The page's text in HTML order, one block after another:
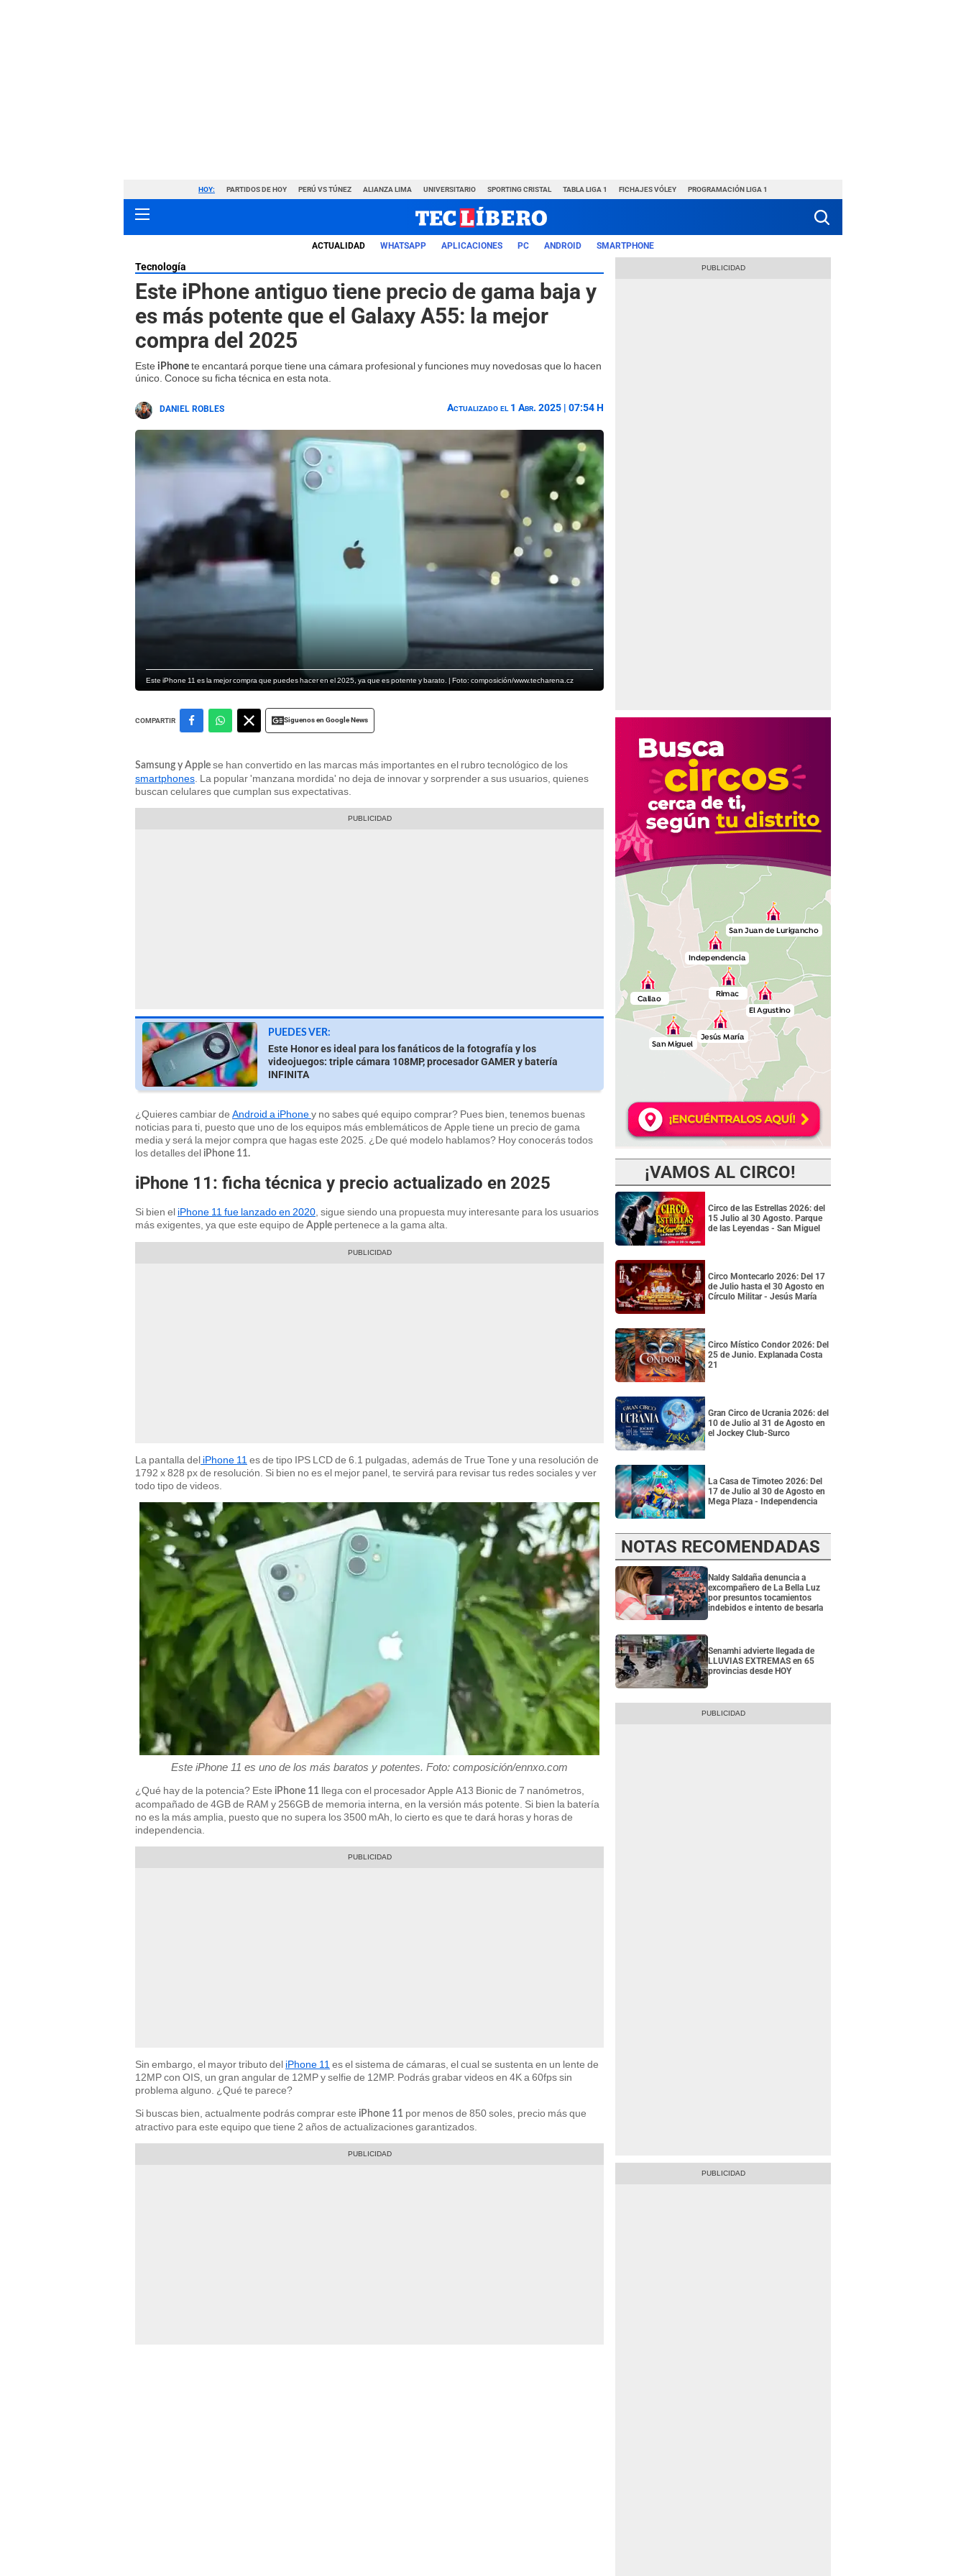
HOY: PARTIDOS DE HOY PERÚ VS TÚNEZ ALIANZA LIMA UNIVERSITARIO SPORTING CRISTAL TABLA LIGA 1 FICHAJES VÓLEY PROGRAMACIÓN LIGA 1
ACTUALIDAD WHATSAPP APLICACIONES PC ANDROID SMARTPHONE
Tecnología
Este iPhone antiguo tiene precio de gama baja y
es más potente que el Galaxy A55: la mejor
compra del 2025
Este iPhone te encantará porque tiene una cámara profesional y funciones muy novedosas que lo hacen
único. Conoce su ficha técnica en esta nota.
DANIEL ROBLES Actualizado el 1 Abr. 2025 | 07:54 H
Este iPhone 11 es la mejor compra que puedes hacer en el 2025, ya que es potente y barato. | Foto: composición/www.techarena.cz
COMPARTIR Siguenos en Google News
Samsung y Apple se han convertido en las marcas más importantes en el rubro tecnológico de los
smartphones . La popular 'manzana mordida' no deja de innovar y sorprender a sus usuarios, quienes
buscan celulares que cumplan sus expectativas.
PUEDES VER:
Este Honor es ideal para los fanáticos de la fotografía y los
videojuegos: triple cámara 108MP, procesador GAMER y batería
INFINITA
¿Quieres cambiar de Android a iPhoney no sabes qué equipo comprar? Pues bien, tenemos buenas
noticias para ti, puesto que uno de los equipos más emblemáticos de Apple tiene un precio de gama
media y será la mejor compra que hagas este 2025. ¿De qué modelo hablamos? Hoy conocerás todos
los detalles del iPhone 11.
iPhone 11: ficha técnica y precio actualizado en 2025
Si bien el iPhone 11 fue lanzado en 2020, sigue siendo una propuesta muy interesante para los usuarios
más exigentes, ya que este equipo de Apple pertenece a la gama alta.
La pantalla del iPhone 11es de tipo IPS LCD de 6.1 pulgadas, además de True Tone y una resolución de
1792 x 828 px de resolución. Si bien no es el mejor panel, te servirá para revisar tus redes sociales y ver
todo tipo de videos.
Este iPhone 11 es uno de los más baratos y potentes. Foto: composición/ennxo.com
¿Qué hay de la potencia? Este iPhone 11 llega con el procesador Apple A13 Bionic de 7 nanómetros,
acompañado de 4GB de RAM y 256GB de memoria interna, en la versión más potente. Si bien la batería
no es la más amplia, puesto que no supera los 3500 mAh, lo cierto es que te dará horas y horas de
independencia.
Sin embargo, el mayor tributo del iPhone 11es el sistema de cámaras, el cual se sustenta en un lente de
12MP con OIS, un gran angular de 12MP y selfie de 12MP. Podrás grabar videos en 4K a 60fps sin
problema alguno. ¿Qué te parece?
Si buscas bien, actualmente podrás comprar este iPhone 11 por menos de 850 soles, precio más que
atractivo para este equipo que tiene 2 años de actualizaciones garantizados.
¡VAMOS AL CIRCO!
Circo de las Estrellas 2026: del
15 Julio al 30 Agosto. Parque
de las Leyendas - San Miguel
Circo Montecarlo 2026: Del 17
de Julio hasta el 30 Agosto en
Círculo Militar - Jesús María
Circo Místico Condor 2026: Del
25 de Junio. Explanada Costa
21
Gran Circo de Ucrania 2026: del
10 de Julio al 31 de Agosto en
el Jockey Club-Surco
La Casa de Timoteo 2026: Del
17 de Julio al 30 de Agosto en
Mega Plaza - Independencia
NOTAS RECOMENDADAS
Naldy Saldaña denuncia a
excompañero de La Bella Luz
por presuntos tocamientos
indebidos e intento de besarla
Senamhi advierte llegada de
LLUVIAS EXTREMAS en 65
provincias desde HOY